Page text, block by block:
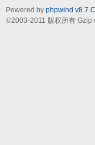
Powered by phpwind v8.7
©2003-2011 版权所有 Gzip